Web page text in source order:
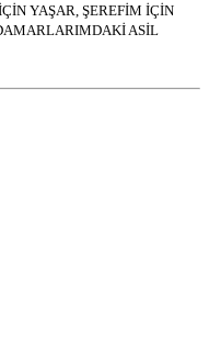
YAŞAR, ŞEREFİM İÇİN
ASİL